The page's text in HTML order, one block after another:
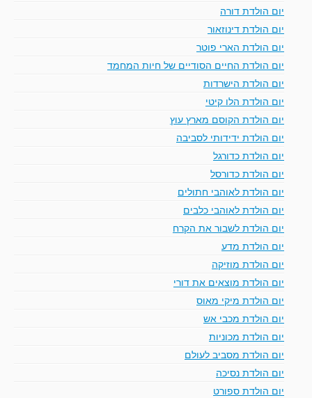
יום הולדת דורה
יום הולדת דינוזאור
יום הולדת הארי פוטר
יום הולדת החיים הסודיים של חיות המחמד
יום הולדת הישרדות
יום הולדת הלו קיטי
יום הולדת הקוסם מארץ עוץ
יום הולדת ידידותי לסביבה
יום הולדת כדורגל
יום הולדת כדורסל
יום הולדת לאוהבי חתולים
יום הולדת לאוהבי כלבים
יום הולדת לשבור את הקרח
יום הולדת מדע
יום הולדת מוזיקה
יום הולדת מוצאים את דורי
יום הולדת מיקי מאוס
יום הולדת מכבי אש
יום הולדת מכוניות
יום הולדת מסביב לעולם
יום הולדת נסיכה
יום הולדת ספורט